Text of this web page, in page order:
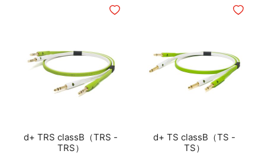
d+ TRS classB（TRS -
TRS）
ほしいものリストに追加
d+ TS classB（TS -
TS）
ほしい